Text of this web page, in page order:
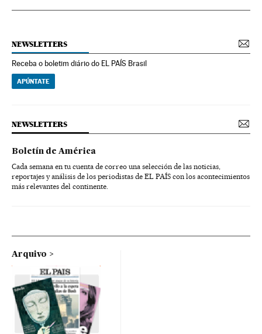
NEWSLETTERS
Receba o boletim diário do EL PAÍS Brasil
APÚNTATE
NEWSLETTERS
Boletín de América
Cada semana en tu cuenta de correo una selección de las noticias,
reportajes y análisis de los periodistas de EL PAÍS con los acontecimientos
más relevantes del continente.
Arquivo